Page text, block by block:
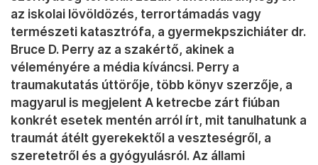
az iskolai lövöldözés, terrortámadás vagy
természeti katasztrófa, a gyermekpszichiáter dr.
Bruce D. Perry az a szakértő, akinek a
véleményére a média kíváncsi. Perry a
traumakutatás úttörője, több könyv szerzője, a
magyarul is megjelent A ketrecbe zárt fiúban
konkrét esetek mentén arról írt, mit tanulhatunk a
traumát átélt gyerekektől a veszteségről, a
szeretetről és a gyógyulásról. Az állami